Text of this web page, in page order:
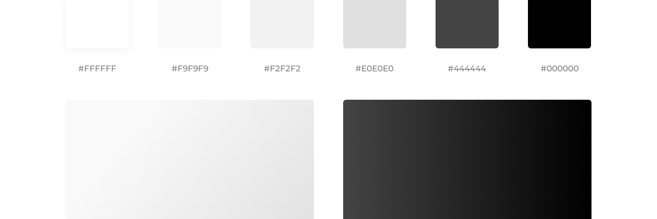
#FFFFFF #F9F9F9 #F2F2F2 #E0E0E0 #444444 #000000